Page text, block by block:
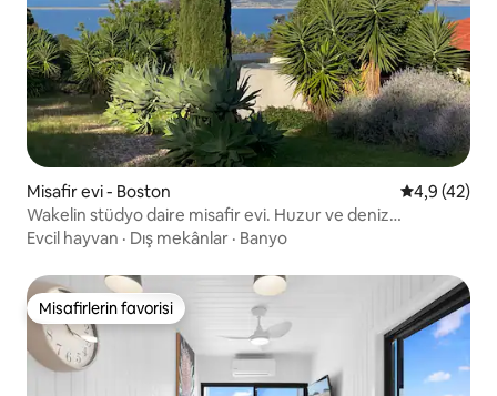
Misafir evi - Boston 5 üzerinden
4,9 (42)
Wakelin stüdyo daire misafir evi. Huzur ve deniz
manzaraları…
Evcil hayvan · Dış mekânlar · Banyo
Misafirlerin favorisi
Misafirlerin favorisi